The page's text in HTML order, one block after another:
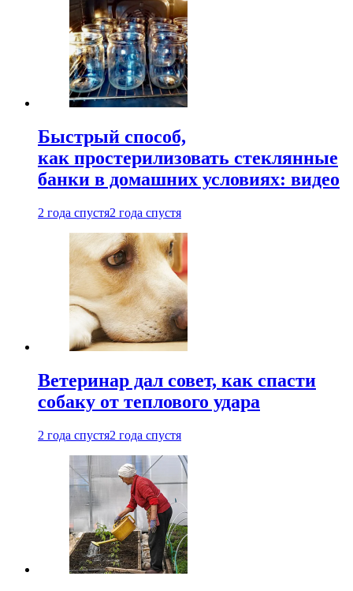
Быстрый способ,
как простерилизовать стеклянные
банки в домашних условиях: видео
2 года спустя2 года спустя
Ветеринар дал совет, как спасти
собаку от теплового удара
2 года спустя2 года спустя